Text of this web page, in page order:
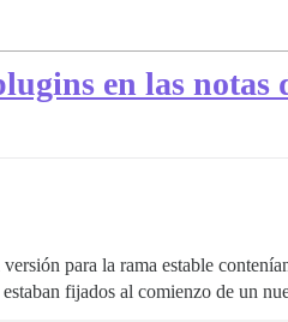
en las notas
para la rama estable
fijados al comienzo de un